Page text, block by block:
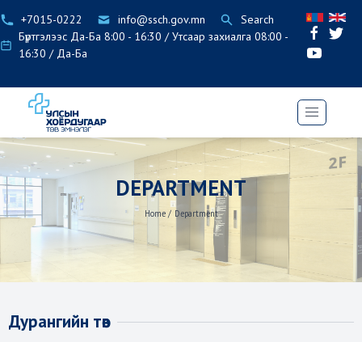
+7015-0222 info@ssch.gov.mn
Search
Бүртгэлээс Да-Ба 8:00 - 16:30 / Утсаар захиалга 08:00 -
16:30 / Да-Ба
DEPARTMENT
Home / Department
Дурангийн төв